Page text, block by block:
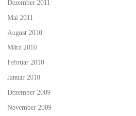
Dezember 2011
Mai 2011
August 2010
März 2010
Februar 2010
Januar 2010
Dezember 2009
November 2009